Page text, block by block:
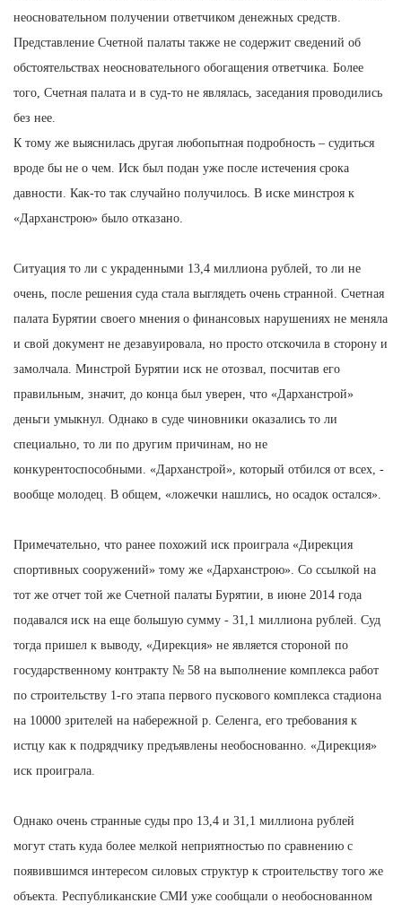
неосновательном получении ответчиком денежных средств.
Представление Счетной палаты также не содержит сведений об
обстоятельствах неосновательного обогащения ответчика. Более
того, Счетная палата и в суд-то не являлась, заседания проводились
без нее.
К тому же выяснилась другая любопытная подробность – судиться
вроде бы не о чем. Иск был подан уже после истечения срока
давности. Как-то так случайно получилось. В иске минстроя к
«Дарханстрою» было отказано.
Ситуация то ли с украденными 13,4 миллиона рублей, то ли не
очень, после решения суда стала выглядеть очень странной. Счетная
палата Бурятии своего мнения о финансовых нарушениях не меняла
и свой документ не дезавуировала, но просто отскочила в сторону и
замолчала. Минстрой Бурятии иск не отозвал, посчитав его
правильным, значит, до конца был уверен, что «Дарханстрой»
деньги умыкнул. Однако в суде чиновники оказались то ли
специально, то ли по другим причинам, но не
конкурентоспособными. «Дарханстрой», который отбился от всех, -
вообще молодец. В общем, «ложечки нашлись, но осадок остался».
Примечательно, что ранее похожий иск проиграла «Дирекция
спортивных сооружений» тому же «Дарханстрою». Со ссылкой на
тот же отчет той же Счетной палаты Бурятии, в июне 2014 года
подавался иск на еще большую сумму - 31,1 миллиона рублей. Суд
тогда пришел к выводу, «Дирекция» не является стороной по
государственному контракту № 58 на выполнение комплекса работ
по строительству 1-го этапа первого пускового комплекса стадиона
на 10000 зрителей на набережной р. Селенга, его требования к
истцу как к подрядчику предъявлены необоснованно. «Дирекция»
иск проиграла.
Однако очень странные суды про 13,4 и 31,1 миллиона рублей
могут стать куда более мелкой неприятностью по сравнению с
появившимся интересом силовых структур к строительству того же
объекта. Республиканские СМИ уже сообщали о необоснованном